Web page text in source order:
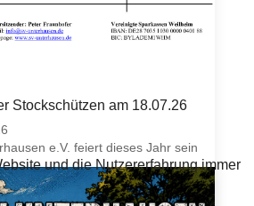
Stockschützen am 18.07.26
e.V. feiert dieses Jahr sein
nimmt dies zum Anlass und
und die Nutzererfahrung immer